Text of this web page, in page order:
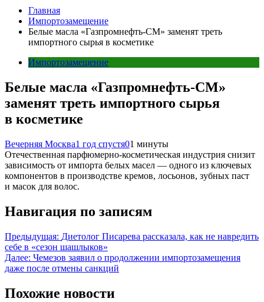
Главная
Импортозамещение
Белые масла «Газпромнефть-СМ» заменят треть
импортного сырья в косметике
Импортозамещение
Белые масла «Газпромнефть-СМ»
заменят треть импортного сырья
в косметике
Вечерняя Москва1 год спустя01 минуты
Отечественная парфюмерно-косметическая индустрия снизит
зависимость от импорта белых масел — одного из ключевых
компонентов в производстве кремов, лосьонов, зубных паст
и масок для волос.
Навигация по записям
Предыдущая: Диетолог Писарева рассказала, как не навредить
себе в «сезон шашлыков»
Далее: Чемезов заявил о продолжении импортозамещения
даже после отмены санкций
Похожие новости